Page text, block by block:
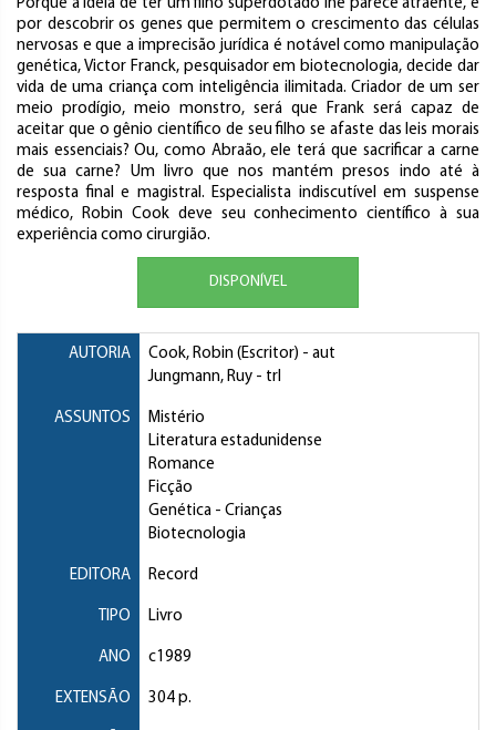
Porque a ideia de ter um filho superdotado lhe parece atraente, e
por descobrir os genes que permitem o crescimento das células
nervosas e que a imprecisão jurídica é notável como manipulação
genética, Victor Franck, pesquisador em biotecnologia, decide dar
vida de uma criança com inteligência ilimitada. Criador de um ser
meio prodígio, meio monstro, será que Frank será capaz de
aceitar que o gênio científico de seu filho se afaste das leis morais
mais essenciais? Ou, como Abraão, ele terá que sacrificar a carne
de sua carne? Um livro que nos mantém presos indo até à
resposta final e magistral. Especialista indiscutível em suspense
médico, Robin Cook deve seu conhecimento científico à sua
experiência como cirurgião.
DISPONÍVEL
AUTORIA Cook, Robin (Escritor) - aut
Jungmann, Ruy - trl
ASSUNTOS
Mistério
Literatura estadunidense
Romance
Ficção
Genética - Crianças
Biotecnologia
EDITORA Record
TIPO Livro
ANO c1989
EXTENSÃO 304 p.